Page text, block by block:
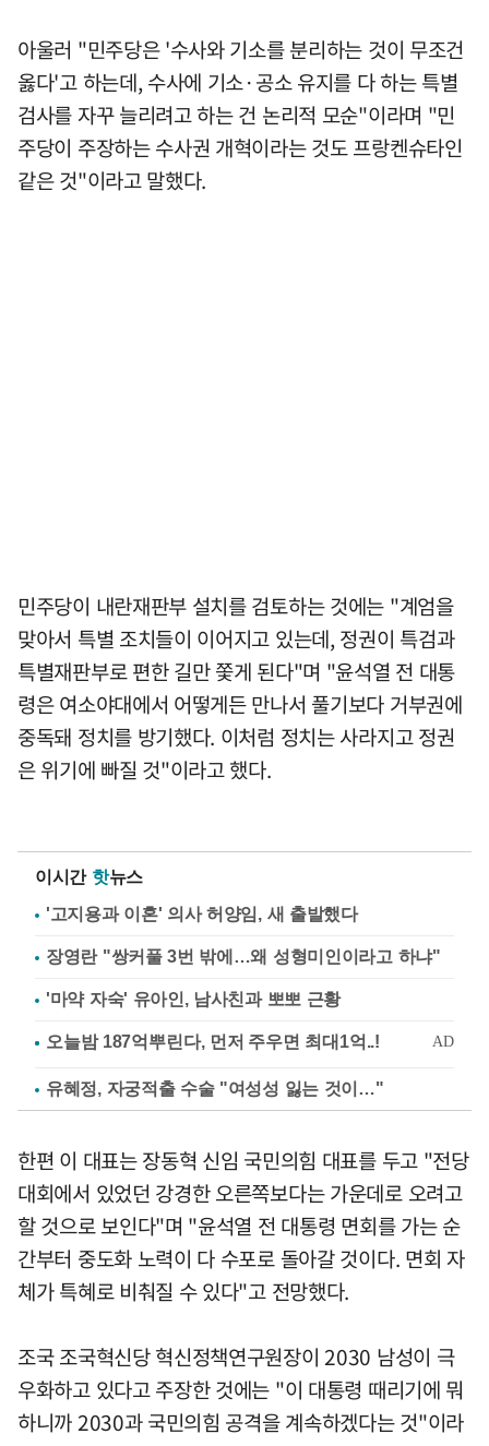
아울러 "민주당은 '수사와 기소를 분리하는 것이 무조건
옳다'고 하는데, 수사에 기소·공소 유지를 다 하는 특별
검사를 자꾸 늘리려고 하는 건 논리적 모순"이라며 "민
주당이 주장하는 수사권 개혁이라는 것도 프랑켄슈타인
같은 것"이라고 말했다.
민주당이 내란재판부 설치를 검토하는 것에는 "계엄을
맞아서 특별 조치들이 이어지고 있는데, 정권이 특검과
특별재판부로 편한 길만 쫓게 된다"며 "윤석열 전 대통
령은 여소야대에서 어떻게든 만나서 풀기보다 거부권에
중독돼 정치를 방기했다. 이처럼 정치는 사라지고 정권
은 위기에 빠질 것"이라고 했다.
이시간 핫뉴스
'고지용과 이혼' 의사 허양임, 새 출발했다
장영란 "쌍커풀 3번 밖에…왜 성형미인이라고 하냐"
'마약 자숙' 유아인, 남사친과 뽀뽀 근황
유혜정, 자궁적출 수술 "여성성 잃는 것이…"
한편 이 대표는 장동혁 신임 국민의힘 대표를 두고 "전당
대회에서 있었던 강경한 오른쪽보다는 가운데로 오려고
할 것으로 보인다"며 "윤석열 전 대통령 면회를 가는 순
간부터 중도화 노력이 다 수포로 돌아갈 것이다. 면회 자
체가 특혜로 비춰질 수 있다"고 전망했다.
조국 조국혁신당 혁신정책연구원장이 2030 남성이 극
우화하고 있다고 주장한 것에는 "이 대통령 때리기에 뭐
하니까 2030과 국민의힘 공격을 계속하겠다는 것"이라